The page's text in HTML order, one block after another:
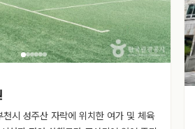
천시 성주산 자락에 위치한 여가 및 체육